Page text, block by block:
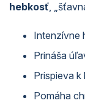
hebkosť,
Intenzívne
Prináša
Prispieva k
Pomáha